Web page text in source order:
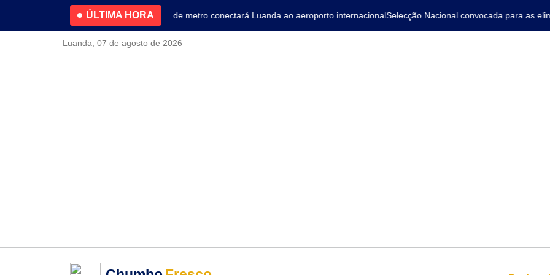
ÚLTIMA HORA
4.2% no primeiro trimestreNova linha de metro conectará Luanda ao aeroporto internacionalSelecção Nacional convocada para as
Luanda, 07 de agosto de 2026